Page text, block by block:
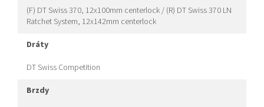
(F) DT Swiss 370, 12x100mm centerlock / (R) DT Swiss 370 LN
Ratchet System, 12x142mm centerlock
dráty
DT Swiss Competition
brzdy